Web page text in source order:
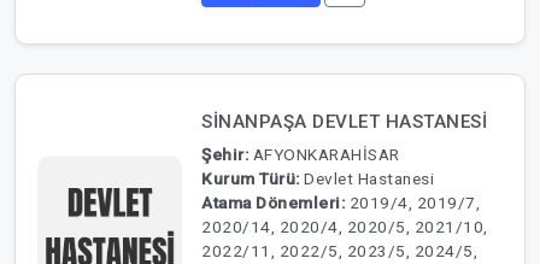
SİNANPAŞA DEVLET HASTANESİ
Şehir: AFYONKARAHİSAR
Kurum Türü: Devlet Hastanesi
Atama Dönemleri: 2019/4, 2019/7,
2020/14, 2020/4, 2020/5, 2021/10,
2022/11, 2022/5, 2023/5, 2024/5,